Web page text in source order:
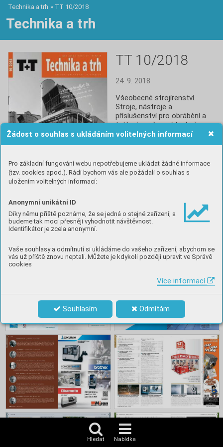
Žádost o souhlas s ukládáním volitelných informací
Pro základní fungování webu nepotřebujeme ukládat žádné informace
(tzv. cookies apod.). Rádi bychom vás ale požádali o souhlas s
uložením volitelných informací:
Anonymní unikátní ID
Díky němu příště poznáme, že se jedná o stejné zařízení, a
budeme tak moci přesněji vyhodnotit návštěvnost.
Identifikátor je zcela anonymní.
Vaše souhlasy a odmítnutí si ukládáme do vašeho zařízení, abychom se
vás už příště znovu neptali. Můžete je kdykoli později upravit ve Správě
cookies
Více informací
Souhlasím Odmítám
TT 10/2018
24. 9. 2018
Všeobecné strojírenství.
Stroje, nástroje a
příslušenství pro obrábění a
tváření, svařovací technika,
povrchové a tepelné úpravy.
Převody, pohony a frekvenční
měniče. Manipulace, doprava,
logistika, skladování a obaly.
Technika a trh » TT 10/2018
Technika a trh
Hledat Nabídka